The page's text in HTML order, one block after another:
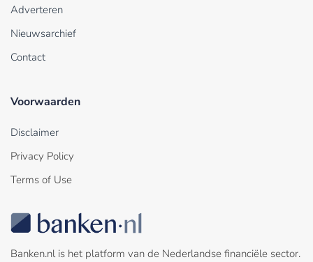
Adverteren
Nieuwsarchief
Contact
Voorwaarden
Disclaimer
Privacy Policy
Terms of Use
Banken.nl is het platform van de Nederlandse financiële sector.